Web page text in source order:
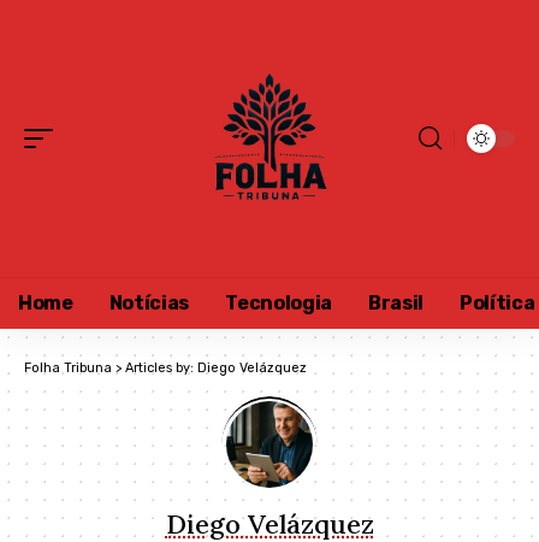
Home Notícias Tecnologia Brasil Política
Folha Tribuna > Articles by: Diego Velázquez
Diego Velázquez